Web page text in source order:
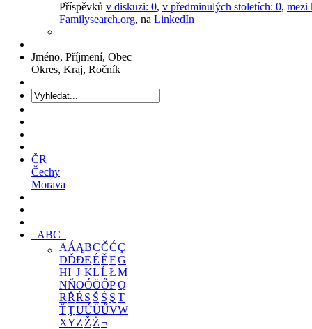
Příspěvků v diskuzi: 0, v předminulých stoletích: 0, mezi
Familysearch.org, na LinkedIn
Jméno, Příjmení, Obec
Okres, Kraj, Ročník
ČR
Čechy
Morava
ABC
AÁĄBCČĆÇ
DĎĐEÉĚFG
HI J KLĹŁM
NŇOÓÖŐPQ
RŘŔ S Š Ś Ş T
ŤŢUÚÜŰVW
XYZ Ž Ż¬